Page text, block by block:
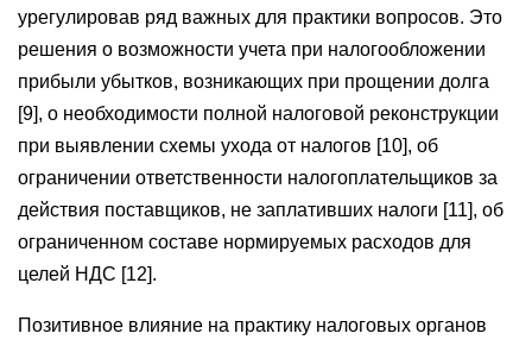
урегулировав ряд важных для практики вопросов. Это
решения о возможности учета при налогообложении
прибыли убытков, возникающих при прощении долга
[9], о необходимости полной налоговой реконструкции
при выявлении схемы ухода от налогов [10], об
ограничении ответственности налогоплательщиков за
действия поставщиков, не заплативших налоги [11], об
ограниченном составе нормируемых расходов для
целей НДС [12].
Позитивное влияние на практику налоговых органов